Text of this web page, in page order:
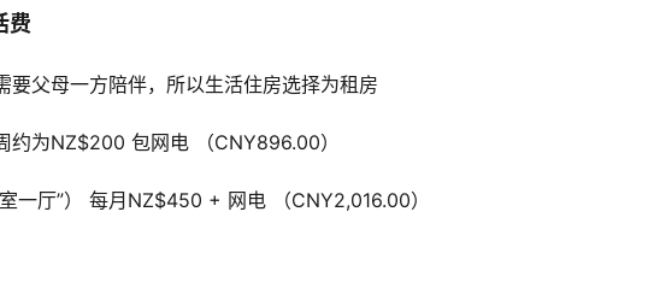
费
要父母一方陪伴，所以生活住房选择为租房
约为NZ$200 包网电 （CNY896.00）
一厅”） 每月NZ$450 + 网电 （CNY2,016.00）